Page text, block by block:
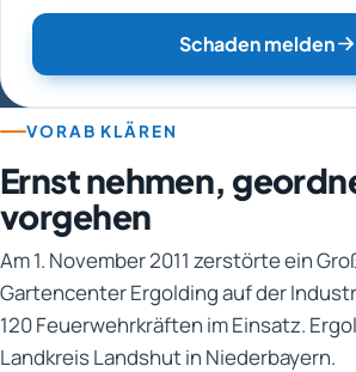
Schaden melden
VORAB KLÄREN
Ernst nehmen,
vorgehen
Am 1. November 2011 zerstörte ein
Gartencenter Ergolding auf der
120 Feuerwehrkräften im Einsatz.
Landkreis Landshut in Niederbayern.